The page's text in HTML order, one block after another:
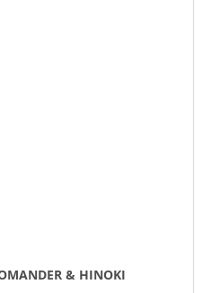
& HINOKI